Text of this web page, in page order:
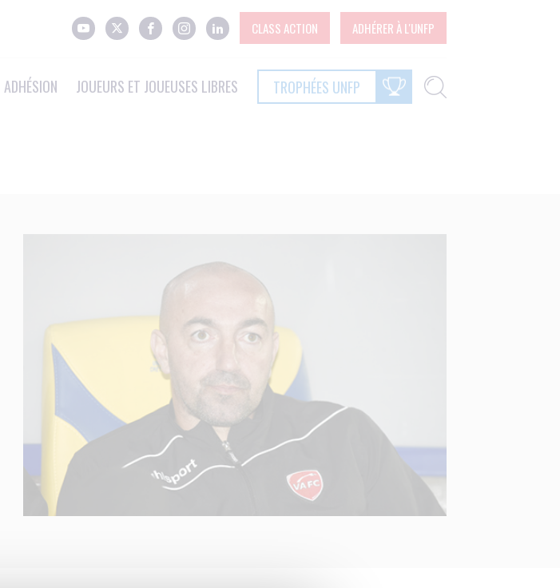
CLASS ACTION ADHÉRER À L'UNFP
ADHÉSION JOUEURS ET JOUEUSES LIBRES TROPHÉES UNFP